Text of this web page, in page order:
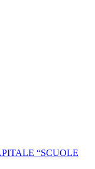
“SCUOLE